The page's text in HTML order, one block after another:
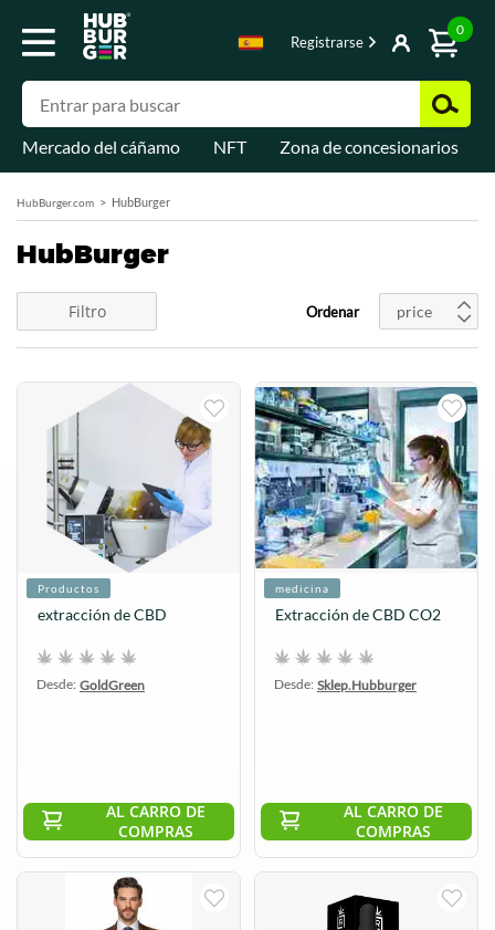
Registrarse
0
Mercado del cáñamo NFT Zona de concesionarios
HubBurger.com HubBurger
HubBurger
Filtro Ordenar price
Productos
extracción de CBD
Desde: GoldGreen
AL CARRO DE
COMPRAS
medicina
Extracción de CBD CO2
Desde: Sklep.Hubburger
AL CARRO DE
COMPRAS